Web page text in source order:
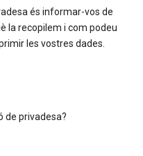
és informar-vos de
la recopilem i com podeu
les vostres dades.
de privadesa?